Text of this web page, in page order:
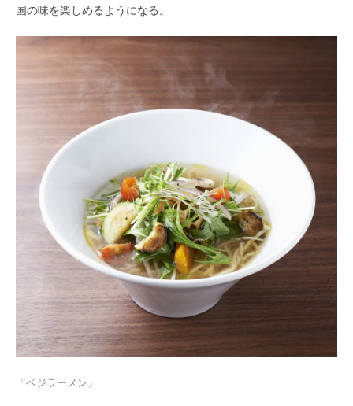
国の味を楽しめるようになる。
「ベジラーメン」